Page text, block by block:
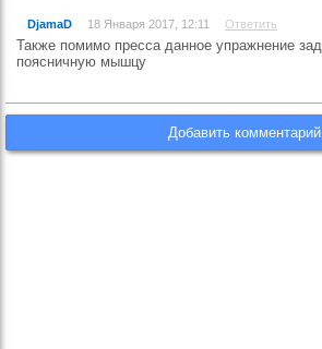
DjamaD 18 Января 2017, 12:11 Ответить
Также помимо пресса данное упражнение
поясничную мышцу
Добавить комментарий